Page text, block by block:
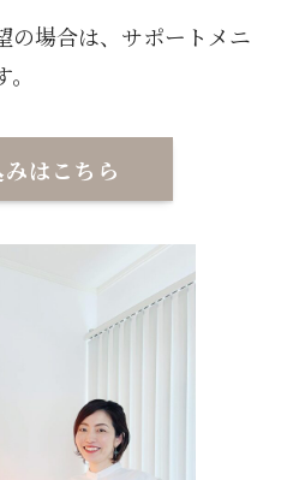
の場合は、サポートメニ
はこちら